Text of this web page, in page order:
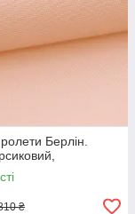
Берлін.
₴